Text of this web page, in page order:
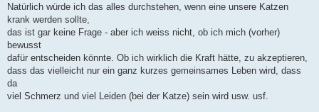
Natürlich würde ich das alles durchstehen, wenn eine unsere Katzen
krank werden sollte,
das ist gar keine Frage - aber ich weiss nicht, ob ich mich (vorher)
bewusst
dafür entscheiden könnte. Ob ich wirklich die Kraft hätte, zu akzeptieren,
dass das vielleicht nur ein ganz kurzes gemeinsames Leben wird, dass
da
viel Schmerz und viel Leiden (bei der Katze) sein wird usw. usf.